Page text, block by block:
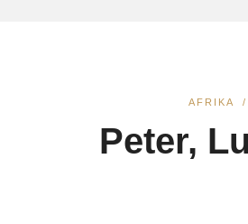
AFRIKA /
Peter,